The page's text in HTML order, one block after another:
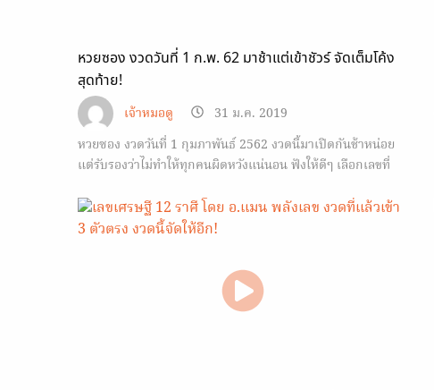
หวยซอง งวดวันที่ 1 ก.พ. 62 มาช้าแต่เข้าชัวร์ จัดเต็มโค้ง
สุดท้าย!
เจ้าหมอดู
31 ม.ค. 2019
หวยซอง งวดวันที่ 1 กุมภาพันธ์ 2562 งวดนี้มาเปิดกันช้าหน่อย
แต่รับรองว่าไม่ทำให้ทุกคนผิดหวังแน่นอน ฟังให้ดีๆ เลือกเลขที่